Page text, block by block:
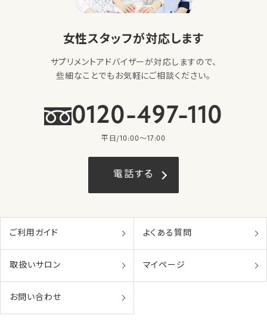
女性スタッフが対応します
サプリメントアドバイザーが対応しますので、
些細なことでもお気軽にご相談ください。
0120-497-110
平日/10:00〜17:00
電話する
ご利用ガイド よくある質問
取扱いサロン マイページ
お問い合わせ